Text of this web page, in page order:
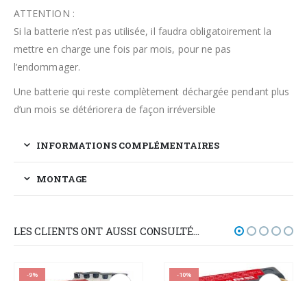
ATTENTION :
Si la batterie n’est pas utilisée, il faudra obligatoirement la
mettre en charge une fois par mois, pour ne pas
l’endommager.
Une batterie qui reste complètement déchargée pendant plus
d’un mois se détériorera de façon irréversible
INFORMATIONS COMPLÉMENTAIRES
MONTAGE
LES CLIENTS ONT AUSSI CONSULTÉ…
-10% -10%